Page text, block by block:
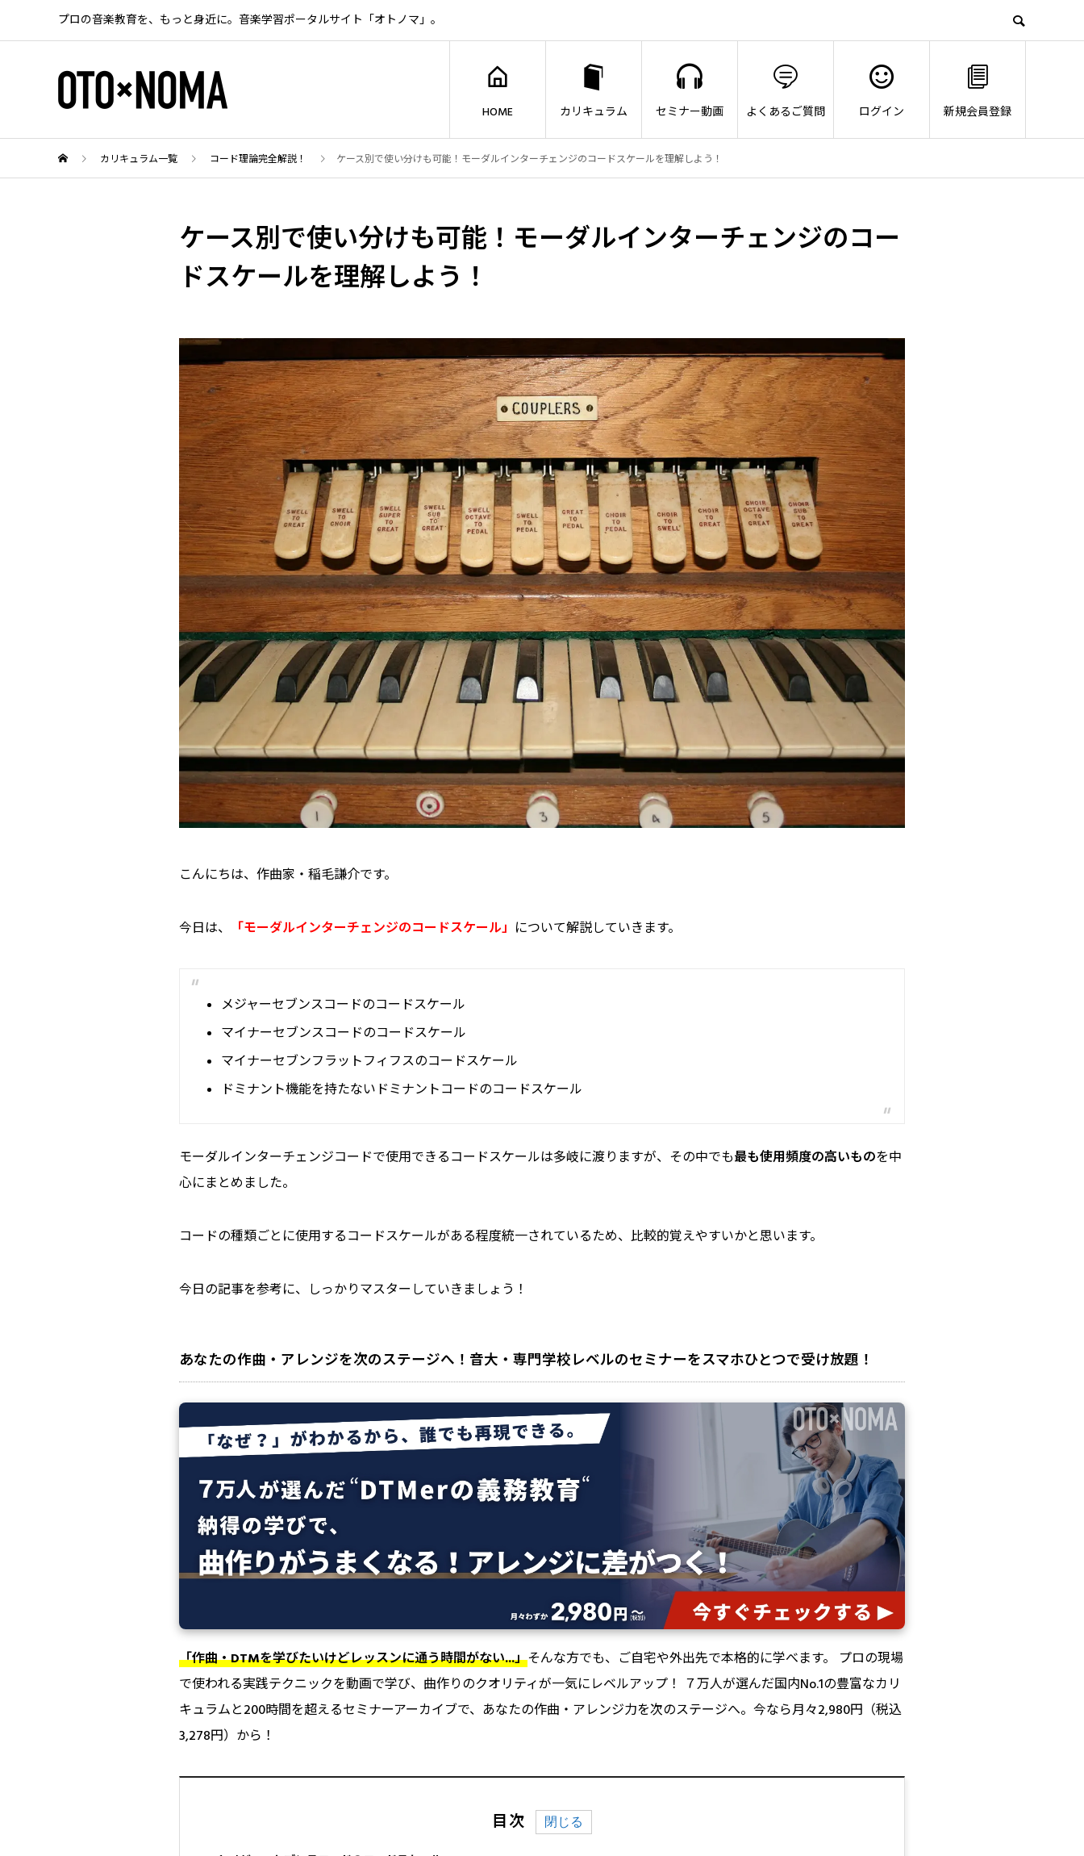
プロの音楽教育を、もっと身近に。音楽学習ポータルサイト「オトノマ」。
HOME カリキュラム セミナー動画 よくあるご質問 ログイン 新規会員登録
カリキュラム一覧 コード理論完全解説！ ケース別で使い分けも可能！モーダルインターチェンジのコードスケールを理解しよう！
ケース別で使い分けも可能！モーダルインターチェンジのコー
ドスケールを理解しよう！
こんにちは、作曲家・稲毛謙介です。
今日は、 「モーダルインターチェンジのコードスケール」 について解説していきます。
メジャーセブンスコードのコードスケール
マイナーセブンスコードのコードスケール
マイナーセブンフラットフィフスのコードスケール
ドミナント機能を持たないドミナントコードのコードスケール
モーダルインターチェンジコードで使用できるコードスケールは多岐に渡りますが、その中でも最も使用頻度の高いものを中
心にまとめました。
コードの種類ごとに使用するコードスケールがある程度統一されているため、比較的覚えやすいかと思います。
今日の記事を参考に、しっかりマスターしていきましょう！
あなたの作曲・アレンジを次のステージへ！音大・専門学校レベルのセミナーをスマホひとつで受け放題！
「作曲・DTMを学びたいけどレッスンに通う時間がない...」そんな方でも、ご自宅や外出先で本格的に学べます。 プロの現場
で使われる実践テクニックを動画で学び、曲作りのクオリティが一気にレベルアップ！ ７万人が選んだ国内No.1の豊富なカリ
キュラムと200時間を超えるセミナーアーカイブで、あなたの作曲・アレンジ力を次のステージへ。今なら月々2,980円（税込
3,278円）から！
目次